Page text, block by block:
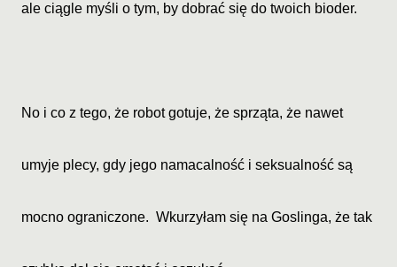
ale ciągle myśli o tym, by dobrać się do twoich bioder.
No i co z tego, że robot gotuje, że sprząta, że nawet
umyje plecy, gdy jego namacalność i seksualność są
mocno ograniczone. Wkurzyłam się na Goslinga, że tak